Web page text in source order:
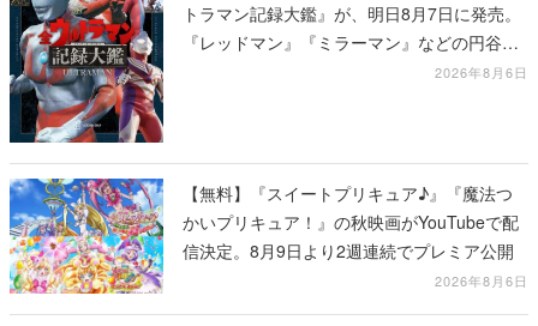
トラマン記録大鑑』が、明日8月7日に発売。
『レッドマン』『ミラーマン』などの円谷特
2026年8月6日
【無料】『スイートプリキュア♪』『魔法つ
かいプリキュア！』の秋映画がYouTubeで配
信決定。8月9日より2週連続でプレミア公開
2026年8月6日